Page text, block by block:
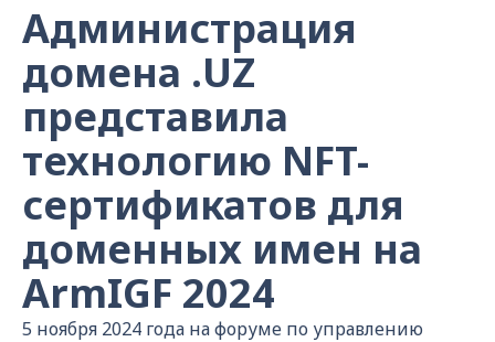
Администрация
домена .UZ
представила
технологию NFT-
сертификатов для
доменных имен на
ArmIGF 2024
5 ноября 2024 года на форуме по управлению